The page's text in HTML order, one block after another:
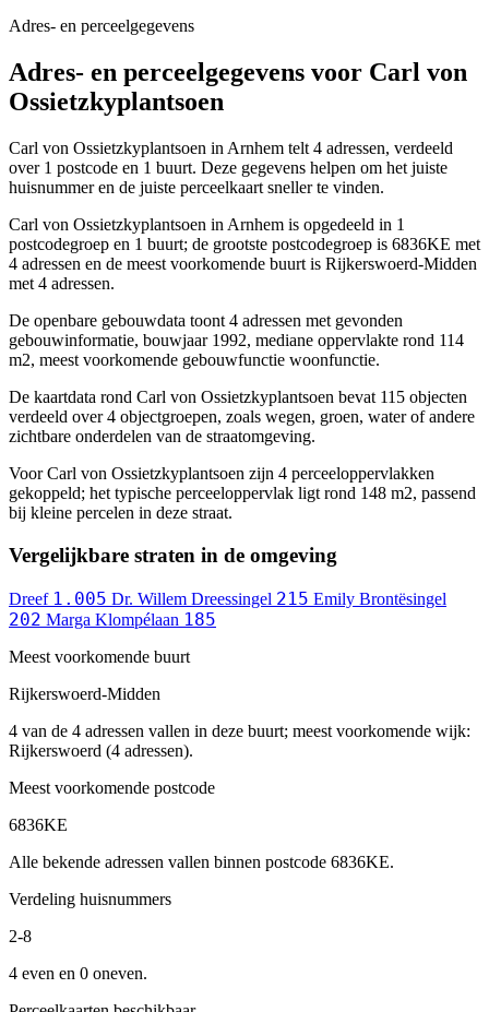
Adres- en perceelgegevens
Adres- en perceelgegevens voor Carl von
Ossietzkyplantsoen
Carl von Ossietzkyplantsoen in Arnhem telt 4 adressen, verdeeld
over 1 postcode en 1 buurt. Deze gegevens helpen om het juiste
huisnummer en de juiste perceelkaart sneller te vinden.
Carl von Ossietzkyplantsoen in Arnhem is opgedeeld in 1
postcodegroep en 1 buurt; de grootste postcodegroep is 6836KE met
4 adressen en de meest voorkomende buurt is Rijkerswoerd-Midden
met 4 adressen.
De openbare gebouwdata toont 4 adressen met gevonden
gebouwinformatie, bouwjaar 1992, mediane oppervlakte rond 114
m2, meest voorkomende gebouwfunctie woonfunctie.
De kaartdata rond Carl von Ossietzkyplantsoen bevat 115 objecten
verdeeld over 4 objectgroepen, zoals wegen, groen, water of andere
zichtbare onderdelen van de straatomgeving.
Voor Carl von Ossietzkyplantsoen zijn 4 perceeloppervlakken
gekoppeld; het typische perceeloppervlak ligt rond 148 m2, passend
bij kleine percelen in deze straat.
Vergelijkbare straten in de omgeving
Dreef 1.005 Dr. Willem Dreessingel 215 Emily Brontësingel
202 Marga Klompélaan 185
Meest voorkomende buurt
Rijkerswoerd-Midden
4 van de 4 adressen vallen in deze buurt; meest voorkomende wijk:
Rijkerswoerd (4 adressen).
Meest voorkomende postcode
6836KE
Alle bekende adressen vallen binnen postcode 6836KE.
Verdeling huisnummers
2-8
4 even en 0 oneven.